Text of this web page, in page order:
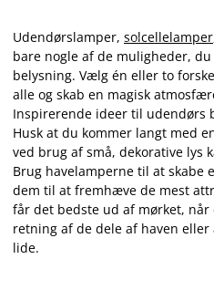
Udendørslamper, solcellelamper
bare nogle af de muligheder,
belysning. Vælg én eller to
alle og skab en magisk
Inspirerende ideer til udendørs
Husk at du kommer langt med
ved brug af små, dekorative lys
Brug havelamperne til at
dem til at fremhæve de mest
får det bedste ud af mørket,
retning af de dele af haven
lide.